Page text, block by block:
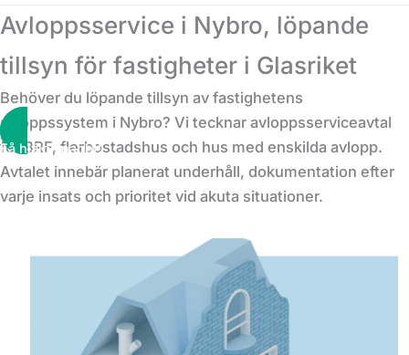
Avloppsservice i Nybro, löpande
tillsyn för fastigheter i Glasriket
Behöver du löpande tillsyn av fastighetens
avloppssystem i Nybro? Vi tecknar avloppsserviceavtal
för BRF, flerbostadshus och hus med enskilda avlopp.
Avtalet innebär planerat underhåll, dokumentation efter
varje insats och prioritet vid akuta situationer.
Få hjälp snabbt!